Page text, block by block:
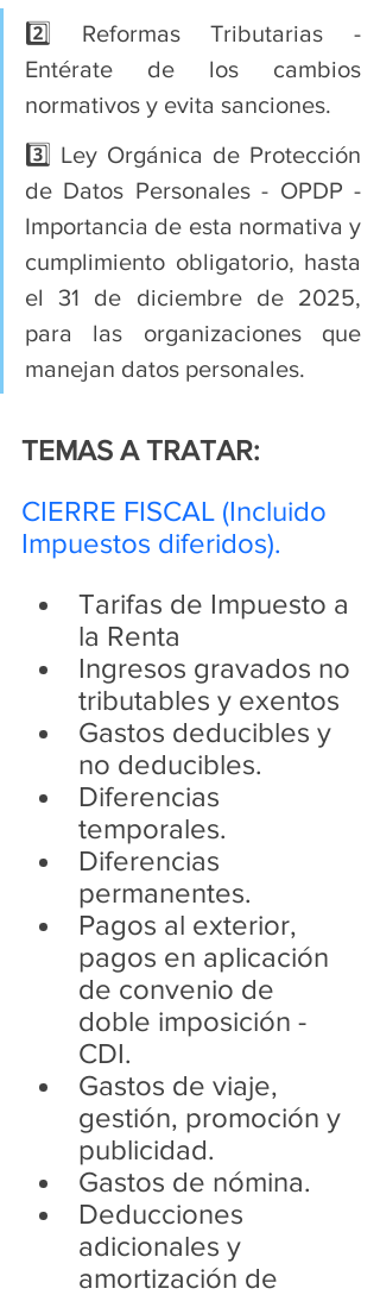
2️⃣ Reformas Tributarias -
Entérate de los cambios
normativos y evita sanciones.
3️⃣ Ley Orgánica de Protección
de Datos Personales - OPDP -
Importancia de esta normativa y
cumplimiento obligatorio, hasta
el 31 de diciembre de 2025,
para las organizaciones que
manejan datos personales.
TEMAS A TRATAR:
CIERRE FISCAL (Incluido
Impuestos diferidos).
Tarifas de Impuesto a
la Renta
Ingresos gravados no
tributables y exentos
Gastos deducibles y
no deducibles.
Diferencias
temporales.
Diferencias
permanentes.
Pagos al exterior,
pagos en aplicación
de convenio de
doble imposición -
CDI.
Gastos de viaje,
gestión, promoción y
publicidad.
Gastos de nómina.
Deducciones
adicionales y
amortización de